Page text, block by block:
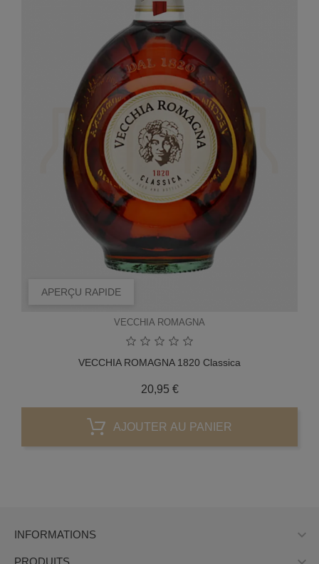
APERÇU RAPIDE
VECCHIA ROMAGNA
VECCHIA ROMAGNA 1820 Classica
20,95 €Prix
AJOUTER AU PANIER
INFORMATIONS 
PRODUITS